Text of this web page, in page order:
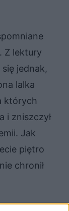
Z lektury
jednak,
lalka
których
i zniszczył
Jak
piętro
chronił